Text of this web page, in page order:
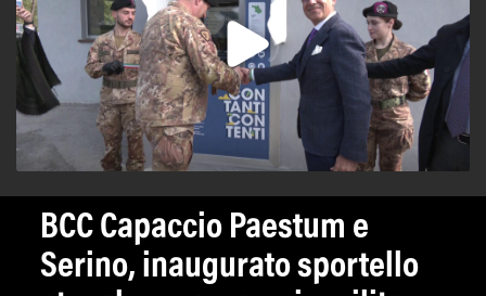
BCC Capaccio Paestum e
Serino, inaugurato sportello